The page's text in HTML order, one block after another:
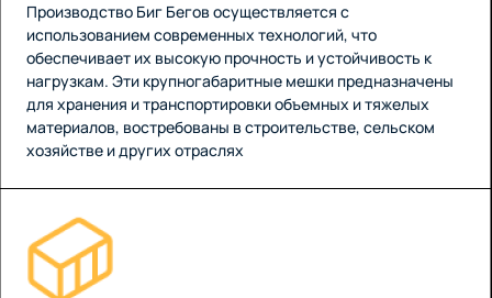
Производство Биг Бегов осуществляется с
использованием современных технологий, что
обеспечивает их высокую прочность и устойчивость к
нагрузкам. Эти крупногабаритные мешки предназначены
для хранения и транспортировки объемных и тяжелых
материалов, востребованы в строительстве, сельском
хозяйстве и других отраслях